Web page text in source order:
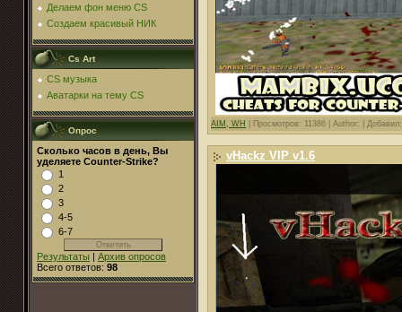
Делаем фон меню CS
Создаем красивый НИК
Cs Art
CS музыка
Аватарки на тему CS
Опрос
Сколько часов в день, Вы
уделяете Counter-Strike?
1
2
3
4-5
6-7
Результаты | Архив опросов
Всего ответов: 98
AIM, WH Просмотров: 11386 | Author: |
vHackz VIP v1.6